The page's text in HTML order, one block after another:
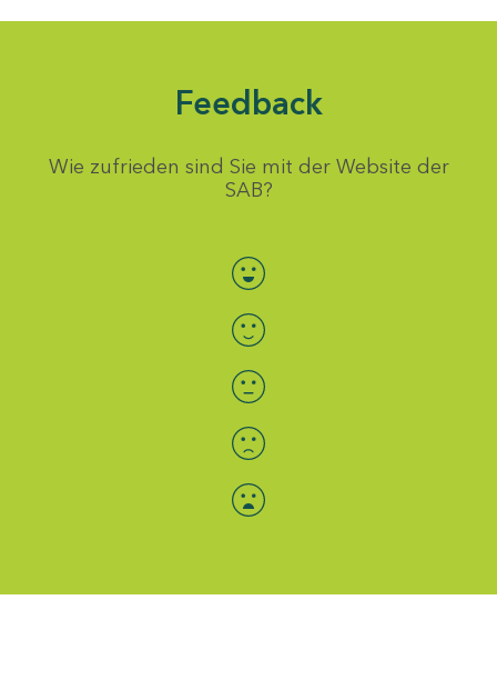
Feedback
Wie zufrieden sind Sie mit der Website der
SAB?
Bewertung auswählen